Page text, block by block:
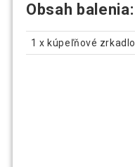
Obsah balenia:
1 x kúpeľňové zrkadlo